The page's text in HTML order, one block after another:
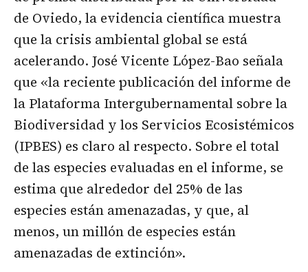
de Oviedo, la evidencia científica muestra
que la crisis ambiental global se está
acelerando. José Vicente López-Bao señala
que «la reciente publicación del informe de
la Plataforma Intergubernamental sobre la
Biodiversidad y los Servicios Ecosistémicos
(IPBES) es claro al respecto. Sobre el total
de las especies evaluadas en el informe, se
estima que alrededor del 25% de las
especies están amenazadas, y que, al
menos, un millón de especies están
amenazadas de extinción».